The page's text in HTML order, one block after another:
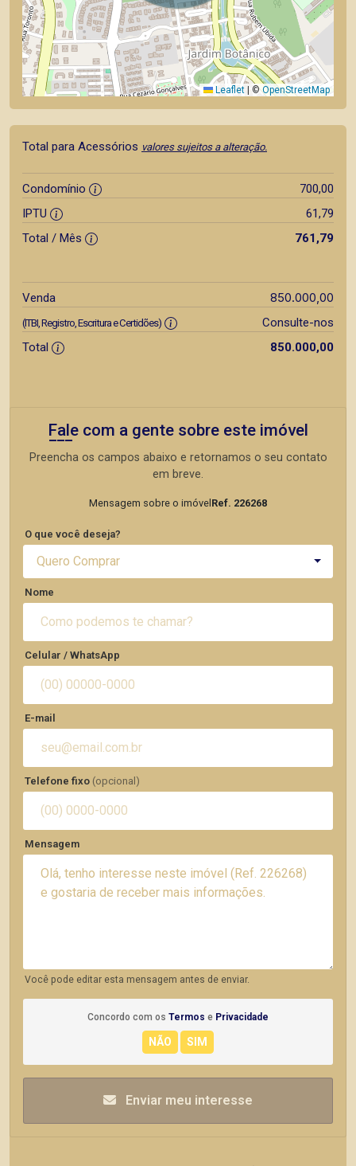
Leaflet ©OpenStreetMap
Total para Acessórios valores sujeitos a alteração.
Condomínio
700,00
IPTU
61,79
Total / Mês
761,79
Venda 850.000,00
(ITBI, Registro, Escritura e Certidões)
Consulte-nos
Total
850.000,00
Fale com a gente sobre este imóvel
Preencha os campos abaixo e retornamos o seu contato
em breve.
Mensagem sobre o imóvel Ref. 226268
O que você deseja?
Quero Comprar
Nome
Celular / WhatsApp
E-mail
Telefone fixo (opcional)
Mensagem
Você pode editar esta mensagem antes de enviar.
Concordo com os Termos e Privacidade
Enviar meu interesse